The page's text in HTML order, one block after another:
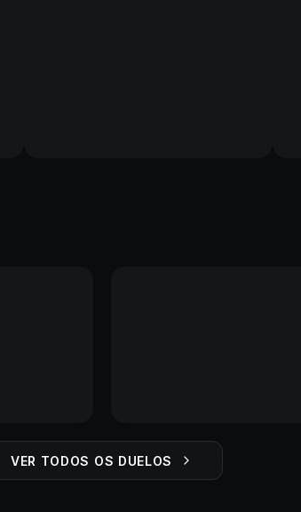
VER TODOS OS DUELOS